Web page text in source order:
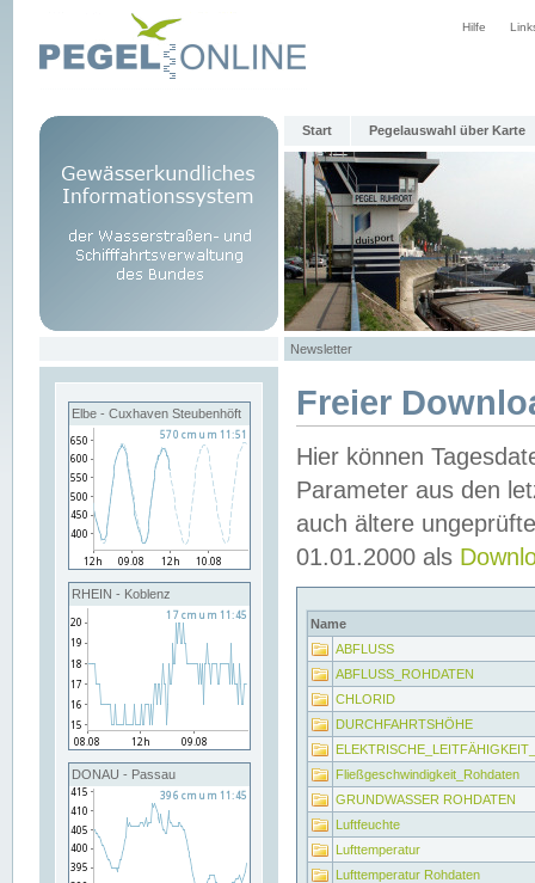
Hilfe
Start Pegelauswahl über Karte
Newsletter
Elbe - Cuxhaven Steubenhöft
RHEIN - Koblenz
DONAU - Passau
Freier
Hier können
Parameter aus den
auch ältere
01.01.2000 als
Name
ABFLUSS
ABFLUSS_ROHDATEN
CHLORID
DURCHFAHRTSHÖHE
Fließgeschwindigkeit_Rohdaten
GRUNDWASSER ROHDATEN
Luftfeuchte
Lufttemperatur
Lufttemperatur Rohdaten